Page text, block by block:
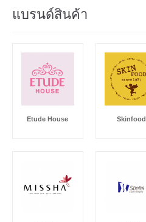
แบรนด์สินค้า
Etude House Skinfood